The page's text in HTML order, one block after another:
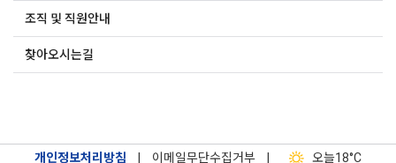
조직 및 직원안내
찾아오시는길
개인정보처리방침 이메일무단수집거부 오늘18°C